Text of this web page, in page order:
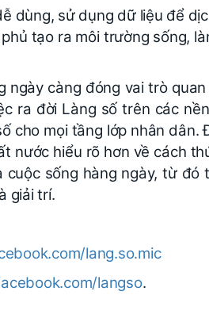
dùng, sử dụng dữ liệu để
tạo ra môi trường sống,
ngày càng đóng vai trò
ra đời Làng số trên các
cho mọi tầng lớp nhân dân.
nước hiểu rõ hơn về cách
sống hàng ngày, từ đó
giải trí.
lang.so.mic
langso.